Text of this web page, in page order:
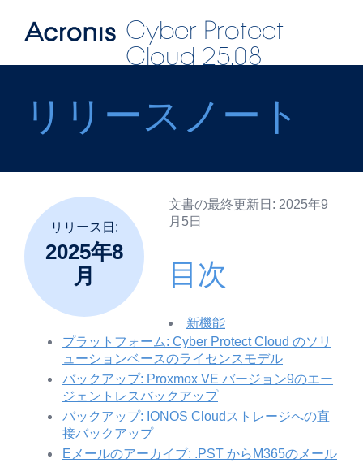
Cyber Protect
Cloud 25.08
リリースノート
リリース日:
2025年8
月
文書の最終更新日: 2025年9
月5日
目次
新機能
プラットフォーム: Cyber Protect Cloud のソリ
ューションベースのライセンスモデル
バックアップ: Proxmox VE バージョン9のエー
ジェントレスバックアップ
バックアップ: IONOS Cloudストレージへの直
接バックアップ
Eメールのアーカイブ: .PST からM365のメール